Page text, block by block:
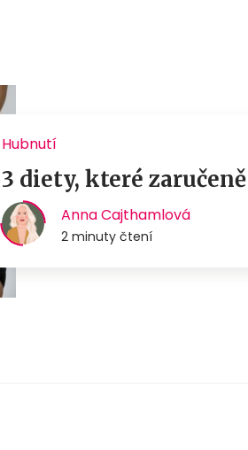
Hubnutí
3 diety, které
Anna Cajthamlová
2 minuty čtení